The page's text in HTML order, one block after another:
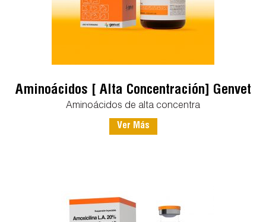
Aminoácidos [ Alta Concentración] Genvet
Aminoácidos de alta concentra
Ver Más